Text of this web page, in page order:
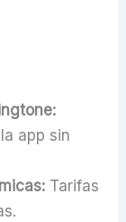
app sin
Tarifas